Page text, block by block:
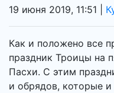
19 июня 2019, 11:51 |
Как и положено все
праздник Троицы на
Пасхи. С этим
и обрядов, которые